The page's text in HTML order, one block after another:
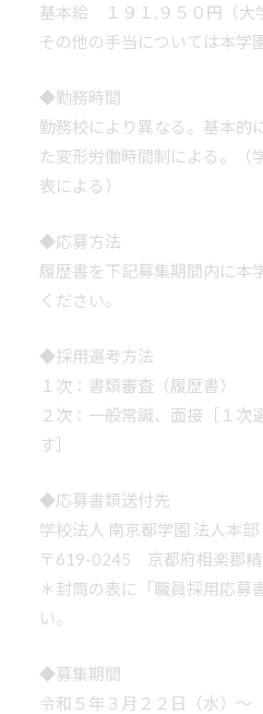
基本給 １９１,９５０円（大
その他の手当については本学
◆勤務時間
勤務校により異なる。基本的
た変形労働時間制による。（
表による）
◆応募方法
履歴書を下記募集期間内に本
ください。
◆採用選考方法
１次：書類審査（履歴書）
２次：一般常識、面接［１次
す］
◆応募書類送付先
学校法人 南京都学園 法人本部
〒619-0245 京都府相楽郡精
＊封筒の表に「職員採用応募
い
◆募集期間
令和５年３月２２日（水）～